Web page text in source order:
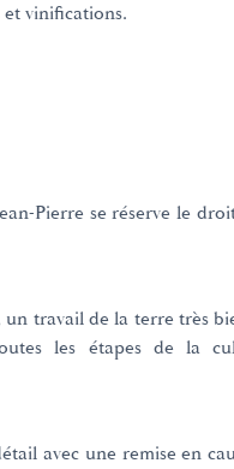
vinifications.
Pierre se réserve le
un travail de la terre très
les étapes de la
avec une remise en